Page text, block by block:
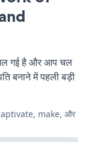
गई है और आप चल
बनाने में पहली बड़ी
make, और